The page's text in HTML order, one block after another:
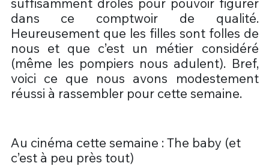
suffisamment drôles pour pouvoir figurer
dans ce comptwoir de qualité.
Heureusement que les filles sont folles de
nous et que c’est un métier considéré
(même les pompiers nous adulent). Bref,
voici ce que nous avons modestement
réussi à rassembler pour cette semaine.
Au cinéma cette semaine : The baby (et
c’est à peu près tout)